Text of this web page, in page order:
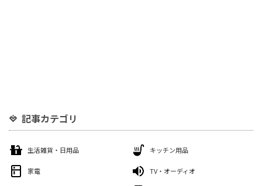
記事カテゴリ
生活雑貨・日用品 キッチン用品
家電 TV・オーディオ